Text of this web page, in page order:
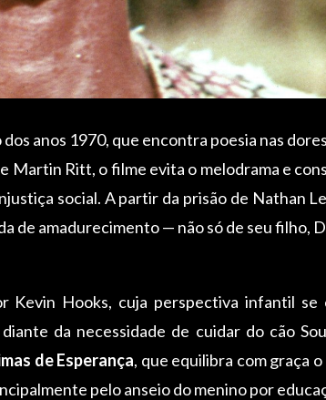
anos 1970, que encontra poesia nas
Martin Ritt, o filme evita o melodrama e
social. A partir da prisão de Nathan
de amadurecimento — não só de seu filho,
Hooks, cuja perspectiva infantil se
da necessidade de cuidar do cão
de Esperança, que equilibra com graça
pelo anseio do menino por